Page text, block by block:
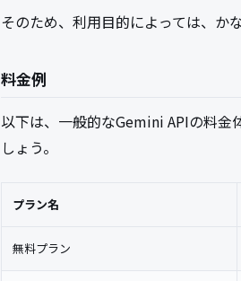
そのため、利用目的によっては、か
料金例
以下は、一般的なGemini APIの料金
しょう。
プラン名
無料プラン